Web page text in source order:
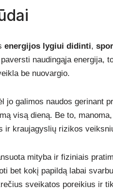
energijos lygiui didinti,
naudingąja energija,
be nuovargio.
jo galimos naudos gerinant
visą dieną. Be to,
ir kraujagyslių rizikos
mityba ir fiziniais
bet kokį papildą labai
sveikatos poreikius ir